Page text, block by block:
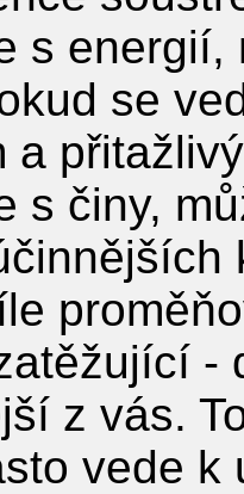
s
se
a
s činy,
-
z vás.
vede k